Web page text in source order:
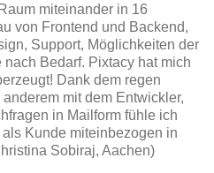
miteinander in 16
von Frontend und Backend,
Support, Möglichkeiten der
Bedarf. Pixtacy hat mich
Dank dem regen
mit dem Entwickler,
in Mailform fühle ich
Kunde miteinbezogen in
Sobiraj, Aachen)